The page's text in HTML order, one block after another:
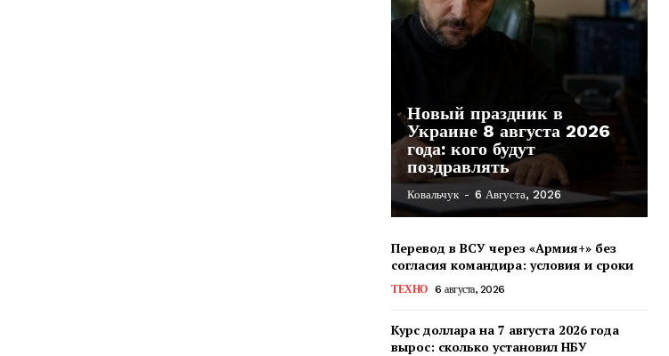
Новый праздник в
Украине 8 августа 2026
года: кого будут
поздравлять
Ковальчук - 6 Августа, 2026
Перевод в ВСУ через «Армия+» без
согласия командира: условия и сроки
ТЕХНО 6 августа, 2026
Курс доллара на 7 августа 2026 года
вырос: сколько установил НБУ